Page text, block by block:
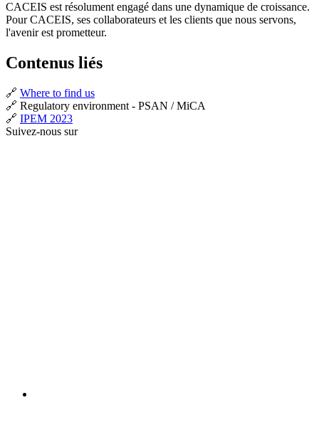
CACEIS est résolument engagé dans une dynamique de croissance.
Pour CACEIS, ses collaborateurs et les clients que nous servons,
l'avenir est prometteur.
Contenus liés
🔗 Where to find us
🔗 Regulatory environment - PSAN / MiCA
🔗 IPEM 2023
Suivez-nous sur